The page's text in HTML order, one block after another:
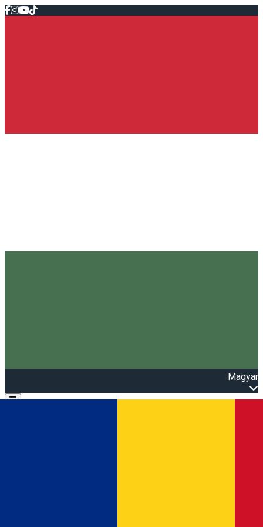
Magyar
Open main menu